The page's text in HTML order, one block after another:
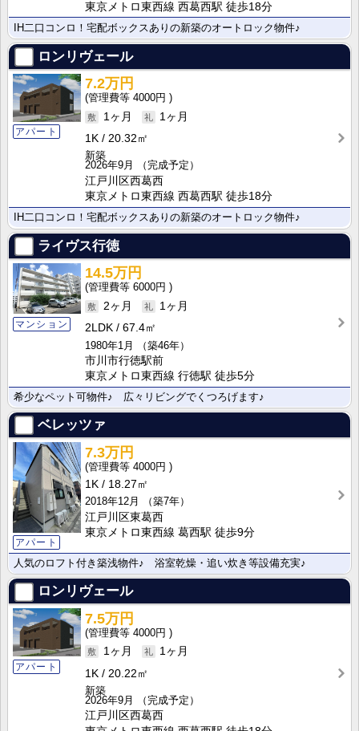
東京メトロ東西線 西葛西駅 徒歩18分
IH二口コンロ！宅配ボックスありの新築のオートロック物件♪
ロンリヴェール
アパート
7.2万円
4000円
1ヶ月
1ヶ月
1K
20.32㎡
新築
2026年9月
（完成予定）
江戸川区西葛西
東京メトロ東西線 西葛西駅 徒歩18分
IH二口コンロ！宅配ボックスありの新築のオートロック物件♪
ライヴス行徳
マンション
14.5万円
6000円
2ヶ月
1ヶ月
2LDK
67.4㎡
1980年1月
（築46年）
市川市行徳駅前
東京メトロ東西線 行徳駅 徒歩5分
希少なペット可物件♪ 広々リビングでくつろげます♪
ベレッツァ
アパート
7.3万円
4000円
1K
18.27㎡
2018年12月
（築7年）
江戸川区東葛西
東京メトロ東西線 葛西駅 徒歩9分
人気のロフト付き築浅物件♪ 浴室乾燥・追い炊き等設備充実♪
ロンリヴェール
アパート
7.5万円
4000円
1ヶ月
1ヶ月
1K
20.22㎡
新築
2026年9月
（完成予定）
江戸川区西葛西